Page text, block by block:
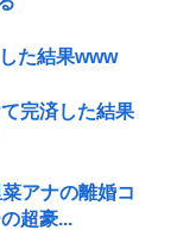
た結果www
完済した結果
アナの離婚コ
超豪...